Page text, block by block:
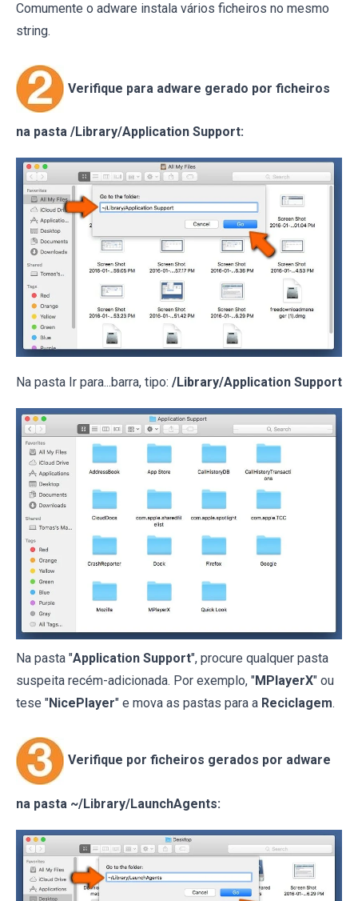
Comumente o adware instala vários ficheiros no mesmo
string.
Verifique para adware gerado por ficheiros
na pasta /Library/Application Support:
Na pasta Ir para...barra, tipo: /Library/Application Support
Na pasta "Application Support", procure qualquer pasta
suspeita recém-adicionada. Por exemplo, "MPlayerX" ou
tese "NicePlayer" e mova as pastas para a Reciclagem.
Verifique por ficheiros gerados por adware
na pasta ~/Library/LaunchAgents: